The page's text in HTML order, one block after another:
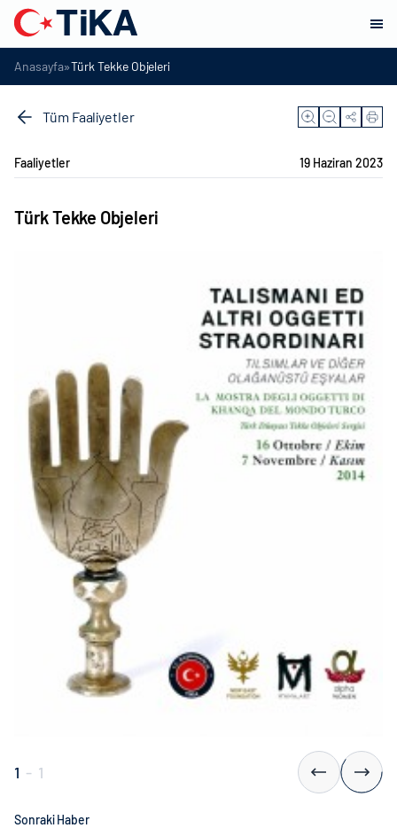
Anasayfa»Türk Tekke Objeleri
Tüm Faaliyetler
Faaliyetler 19 Haziran 2023
Türk Tekke Objeleri
1 - 1
Sonraki Haber